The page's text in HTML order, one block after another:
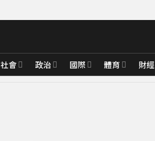
社會 政治 國際 體育 財經